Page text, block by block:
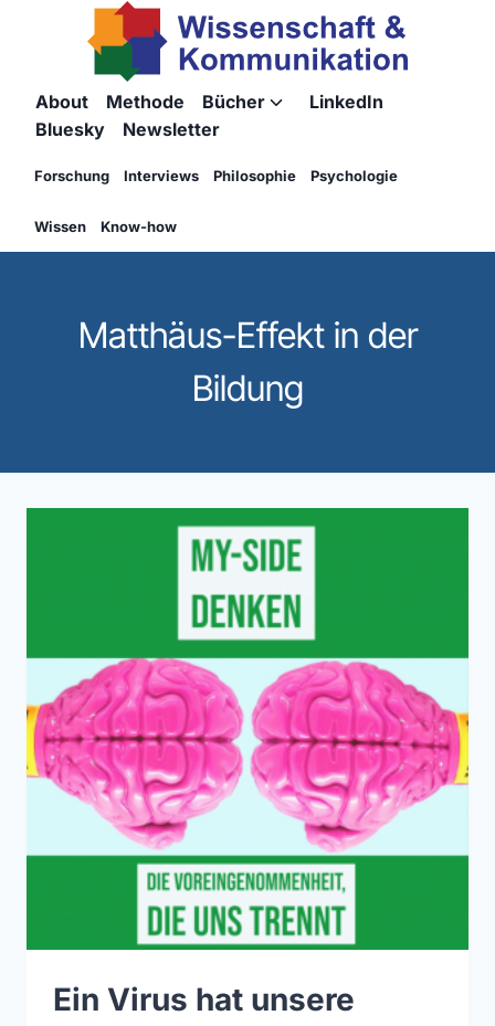
About
Methode Bücher
Untermenü
LinkedIn
Bluesky
Newsletter
Forschung Interviews Philosophie Psychologie
Wissen Know-how
Matthäus-Effekt in der
Bildung
Ein Virus hat unsere